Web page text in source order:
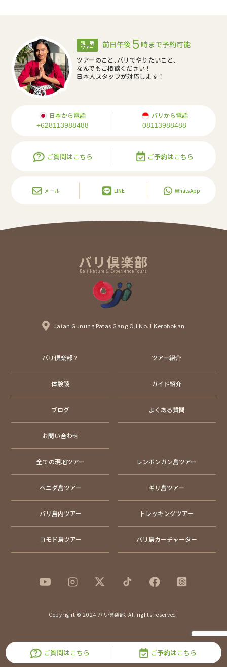
現 地
ツアー 前日午後 5時まで予約可能
ツアーのこと､バリでやりたいこと､
なんでもご相談ください！
日本人スタッフが対応します！
日本から電話
+628113988488
バリから電話
08113988488
ご質問はこちら ご予約はこちら
メール LINE WhatsApp
ご質問はこちら ご予約はこちら
バリ倶楽部
Bali Nature & Experience Tours
Jaian Gunung Patas Gang Oji No.1 Kerobokan
バリ倶楽部？ ツアー紹介
体験談 ガイド紹介
ブログ よくある質問
お問い合わせ
全ての現地ツアー レンボンガン島ツアー
ペニダ島ツアー ギリ島ツアー
バリ島内ツアー トレッキングツアー
コモド島ツアー バリ島カーチャーター
Copyright © 2024 バリ倶楽部. All rights reserved.